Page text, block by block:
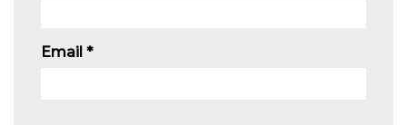
Email *